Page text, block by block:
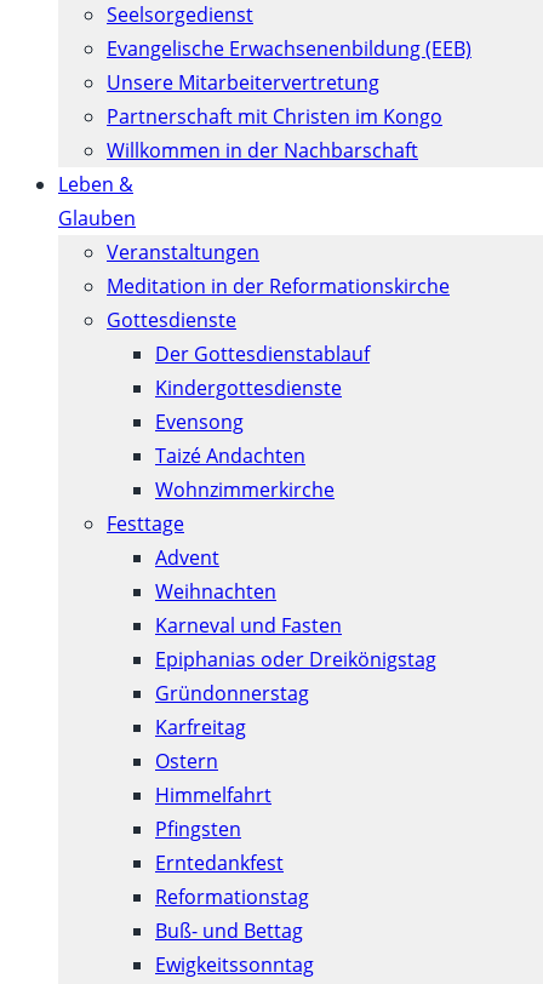
Seelsorgedienst
Evangelische Erwachsenenbildung (EEB)
Unsere Mitarbeitervertretung
Partnerschaft mit Christen im Kongo
Willkommen in der Nachbarschaft
Leben &
Glauben
Veranstaltungen
Meditation in der Reformationskirche
Gottesdienste
Der Gottesdienstablauf
Kindergottesdienste
Evensong
Taizé Andachten
Wohnzimmerkirche
Festtage
Advent
Weihnachten
Karneval und Fasten
Epiphanias oder Dreikönigstag
Gründonnerstag
Karfreitag
Ostern
Himmelfahrt
Pfingsten
Erntedankfest
Reformationstag
Buß- und Bettag
Ewigkeitssonntag